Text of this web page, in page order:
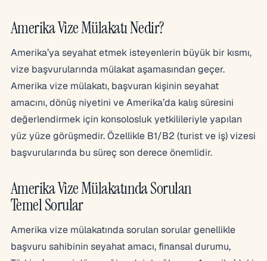
Amerika Vize Mülakatı Nedir?
Amerika’ya seyahat etmek isteyenlerin büyük bir kısmı,
vize başvurularında mülakat aşamasından geçer.
Amerika vize mülakatı, başvuran kişinin seyahat
amacını, dönüş niyetini ve Amerika’da kalış süresini
değerlendirmek için konsolosluk yetkilileriyle yapılan
yüz yüze görüşmedir. Özellikle B1/B2 (turist ve iş) vizesi
başvurularında bu süreç son derece önemlidir.
Amerika Vize Mülakatında Sorulan
Temel Sorular
Amerika vize mülakatında sorulan sorular genellikle
başvuru sahibinin seyahat amacı, finansal durumu,